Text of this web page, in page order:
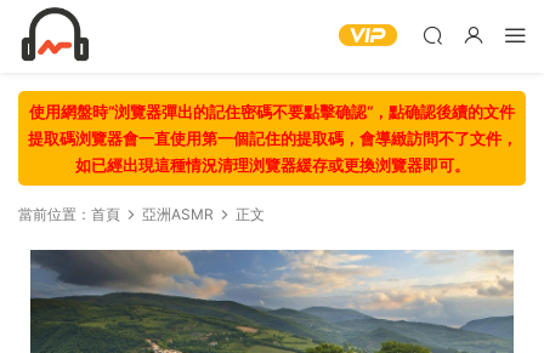
使用網盤時“浏覽器彈出的記住密碼不要點擊确認“，點确認後續的文件
提取碼浏覽器會一直使用第一個記住的提取碼，會導緻訪問不了文件，
如已經出現這種情況清理浏覽器緩存或更換浏覽器即可。
當前位置： 首頁 亞洲ASMR 正文